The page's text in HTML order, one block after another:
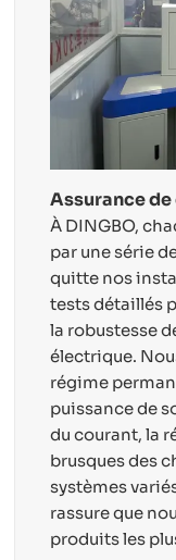
Assurance
À DINGBO,
par une série
quitte nos
tests détaillés
la robustesse
électrique.
régime
puissance de
du courant, la
brusques des
systèmes
rassure que
produits les